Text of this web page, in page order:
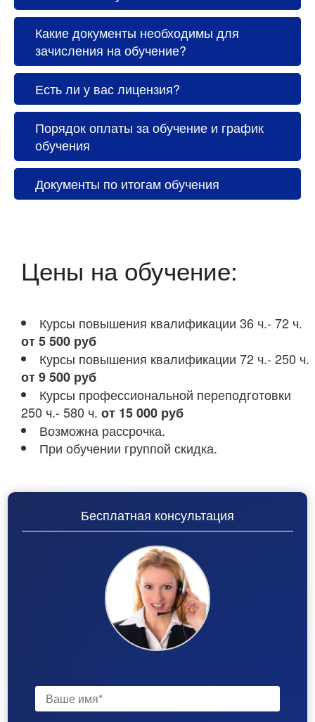
Какие документы необходимы для
зачисления на обучение?
Есть ли у вас лицензия?
Порядок оплаты за обучение и график
обучения
Документы по итогам обучения
Цены на обучение:
Курсы повышения квалификации 36 ч.- 72 ч.
от 5 500 руб
Курсы повышения квалификации 72 ч.- 250 ч.
от 9 500 руб
Курсы профессиональной переподготовки
250 ч.- 580 ч. от 15 000 руб
Возможна рассрочка.
При обучении группой скидка.
Бесплатная консультация